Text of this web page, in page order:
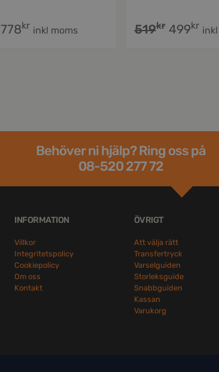
778kr inkl moms 519kr 499kr
Behöver ni hjälp? Ring oss på
08-520 277 72
INFORMATION
Villkor
Integritetspolicy
Cookiepolicy
Om oss
Kontakt
ÖVRIGT
Att välja rätt
Transfertryck
Varselguiden
Storleksguide
Snabbguiden
Kassan
Varukorg